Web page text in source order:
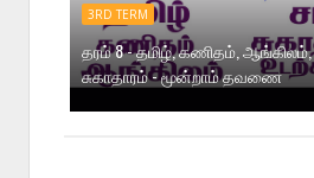
3RD TERM
தரம் 8 - தமிழ், கணிதம்,
சுகாதாரம் - மூன்றாம் தவணை